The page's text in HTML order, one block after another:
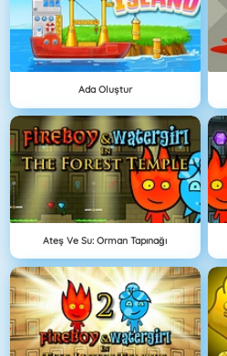
Ada Oluştur
Ateş Ve Su: Orman Tapınağı